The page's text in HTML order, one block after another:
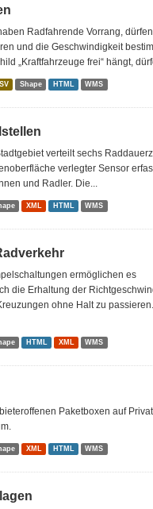
Radfahrende Vorrang, dürfen
und die Geschwindigkeit
„Kraftfahrzeuge frei“ hängt,
Shape HTML WMS
verteilt sechs
verlegter Sensor
und Radler. Die...
XML HTML WMS
ermöglichen es
die Erhaltung der
ohne Halt zu
HTML XML WMS
Paketboxen auf
XML HTML WMS